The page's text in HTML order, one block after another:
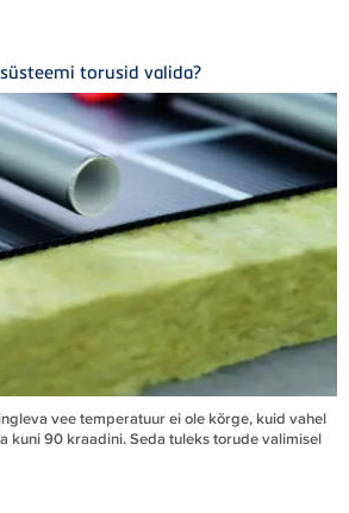
torusid valida?
vee temperatuur ei ole kõrge, kuid vahel
kuni 90 kraadini. Seda tuleks torude valimisel